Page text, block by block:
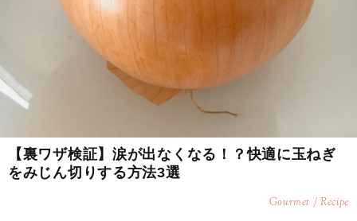
【裏ワザ検証】涙が出なくなる！？快適に玉ねぎ
をみじん切りする方法3選
Gourmet / Recipe